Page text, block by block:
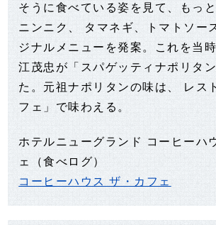
そうに食べている姿を見て、もっ
ニンニク、 タマネギ、トマトソー
ジナルメニューを発案。これを当
江茂忠が「スパゲッティナポリタ
た。元祖ナポリタンの味は、 レス
フェ」で味わえる。
ホテルニューグランド コーヒーハ
ェ（食べログ）
コーヒーハウス ザ・カフェ